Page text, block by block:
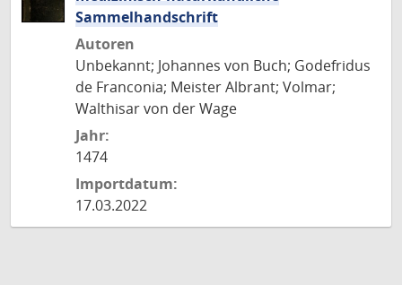
Sammelhandschrift
Autoren
Unbekannt; Johannes von Buch; Godefridus
de Franconia; Meister Albrant; Volmar;
Walthisar von der Wage
Jahr:
1474
Importdatum:
17.03.2022